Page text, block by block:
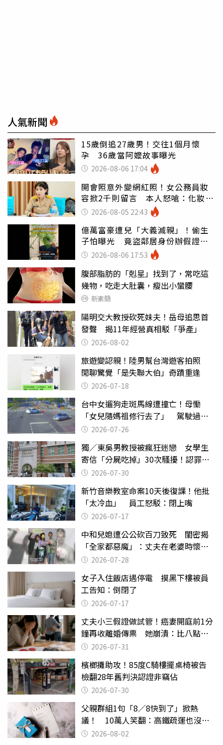
人氣新聞
15歲倒追27歲男！交往1個月懷
孕 36歲當阿嬤故事曝光
2026-08-06 17:04
開會照意外變網紅照！女公務員妝
容掀2千則留言 本人怒嗆：化妝有
錯嗎2026-08-05 22:43
億萬富豪遭兒「大義滅親」！偷生
子怕曝光 竟盜鄰居身份辦假證落
戶 2026-08-06 17:53
腹部脂肪的「剋星」找到了，常吃這
幾物，吃走大肚囊，瘦出小蠻腰
新素簡
陽明交大教授砍死妹夫！岳母追思首
發聲 揭11年經營真相駁「爭產」
2026-08-02
旅遊變認親！陸男幫台灣遊客拍照
閒聊驚覺「是失聯大伯」奇蹟重逢
2026-07-18
台中女遛狗走斑馬線遭撞亡！母慟
「女兒隨媽祖修行去了」 駕駛過失
致死判9月
2026-07-26
獨／東吳男教授被瘋狂迷戀 女學生
寄信「分屍吃掉」30次騷擾！認罪免
關 2026-07-30
新竹音樂教室命案10天後復課！他批
「太冷血」 員工怒駁：閉上嘴
2026-07-17
中和兒媳遭公公砍百刀致死 閨密揭
「全家都惡魔」：丈夫在老婆時懷孕
摔東西
2026-07-28
女子入住飯店遇停電 摸黑下樓被員
工告知：倒閉了
2026-07-17
丈夫小三假證做試管！癌妻開庭前1分
鐘再收離婚傳票 她崩潰：比八點檔
還扯2026-07-31
檳榔攤助攻！85度C騎樓擺桌椅被告
檢翻28年舊判決認證非竊佔
2026-07-30
父親群組1句「8／8快到了」掀熱
議！ 10萬人笑翻：高鐵疏運也沒列
父親節
2026-08-02